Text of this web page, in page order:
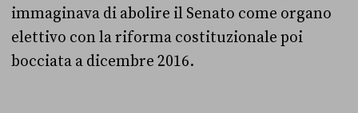
immaginava di abolire il Senato come organo
elettivo con la riforma costituzionale poi
bocciata a dicembre 2016.